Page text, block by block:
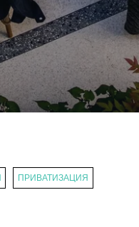
ПРИВАТИЗАЦИЯ